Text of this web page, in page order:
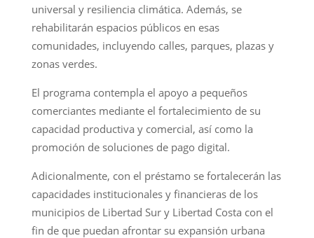
universal y resiliencia climática. Además, se
rehabilitarán espacios públicos en esas
comunidades, incluyendo calles, parques, plazas y
zonas verdes.
El programa contempla el apoyo a pequeños
comerciantes mediante el fortalecimiento de su
capacidad productiva y comercial, así como la
promoción de soluciones de pago digital.
Adicionalmente, con el préstamo se fortalecerán las
capacidades institucionales y financieras de los
municipios de Libertad Sur y Libertad Costa con el
fin de que puedan afrontar su expansión urbana